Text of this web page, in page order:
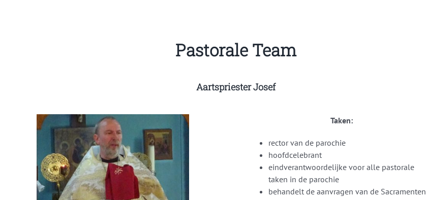
Pastorale Team
Aartspriester Josef
Taken:
rector van de parochie
hoofdcelebrant
eindverantwoordelijke voor alle pastorale
taken in de parochie
behandelt de aanvragen van de Sacramenten